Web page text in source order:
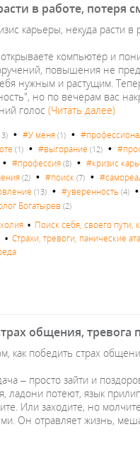
в работе, потеря
карьеры, некуда расти в
компьютер и
повышения не
нужным и растущим.
но по вечерам вас
голос(Читать далее)
•#У меня (1) •
(1) •#выгорание (12) •
•#профессия (8) •#кризис
(2) •#поиск (7) •
(13) •#уверенность (4)
Богатырев (2)
• Поиск себя, своего пути,
•Страхи, тревоги, панические
общения, тревога
как победить страх
– просто зайти и
ладони потеют, язык
Или заходите, но
Он отравляет жизнь,